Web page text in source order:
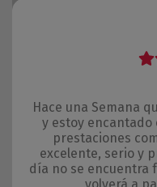
Hace una Semana
y estoy
prestaciones
excelente, serio y
día no se encuentra